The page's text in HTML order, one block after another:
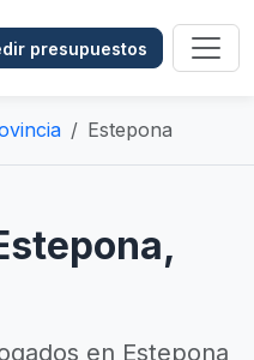
presupuestos
Estepona
en Estepona